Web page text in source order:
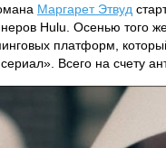
Маргарет Этвуд
Hulu. Осенью того
платформ,
Всего на счету